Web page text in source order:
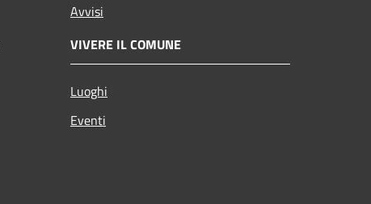
Avvisi
VIVERE IL COMUNE
Luoghi
Eventi